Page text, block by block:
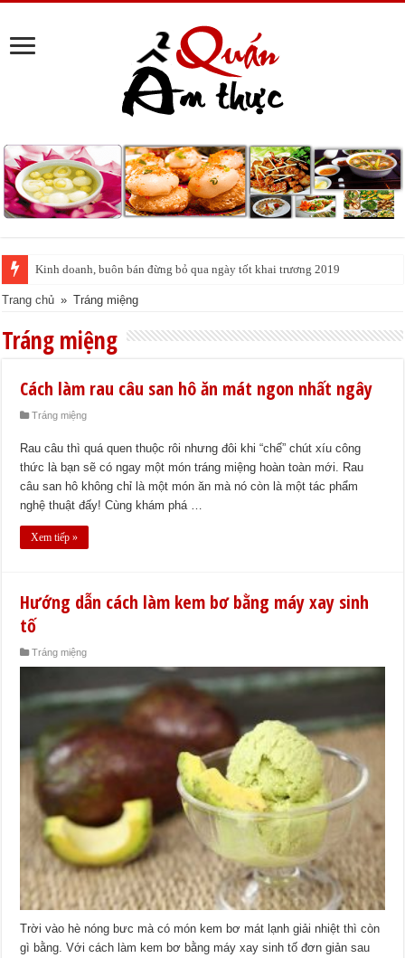
Kinh doanh, buôn bán đừng bỏ qua ngày tốt khai trương 2019
Trang chủ » Tráng miệng
Tráng miệng
Cách làm rau câu san hô ăn mát ngon nhất ngây
Tráng miệng
Rau câu thì quá quen thuộc rôi nhưng đôi khi “chế” chút xíu công
thức là bạn sẽ có ngay một món tráng miệng hoàn toàn mới. Rau
câu san hô không chỉ là một món ăn mà nó còn là một tác phẩm
nghệ thuật đấy! Cùng khám phá …
Xem tiếp »
Hướng dẫn cách làm kem bơ bằng máy xay sinh
tố
Tráng miệng
Trời vào hè nóng bưc mà có món kem bơ mát lạnh giải nhiệt thì còn
gì bằng. Với cách làm kem bơ bằng máy xay sinh tố đơn giản sau